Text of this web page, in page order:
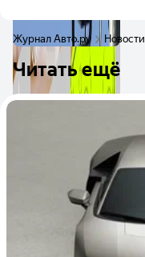
Журнал Авто.ру Новости
Читать ещё